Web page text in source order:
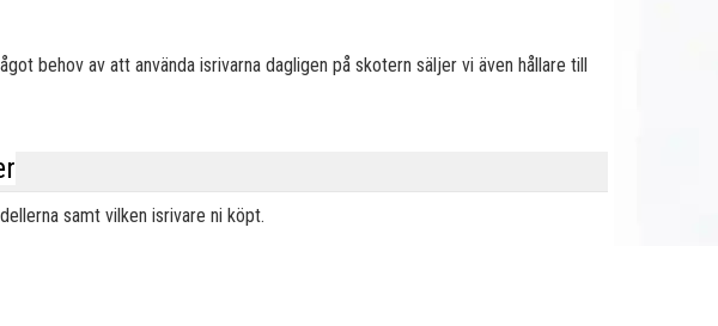
behov av att använda isrivarna dagligen på skotern säljer vi även hållare till
samt vilken isrivare ni köpt.